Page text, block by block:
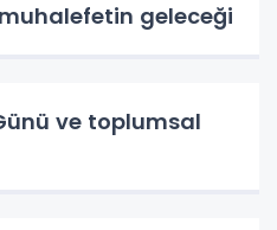
muhalefetin geleceği
ve toplumsal